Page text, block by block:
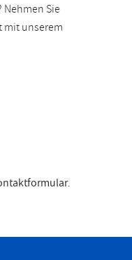
Nehmen Sie
mit unserem
.